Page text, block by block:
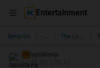
Entertainment
Beranda ... The Lounge
TS
lapuktavia
11-08-2013 20:32